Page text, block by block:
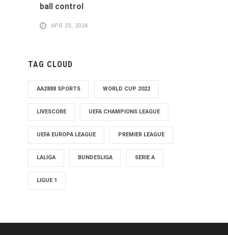
ball control
APR 23, 2024
TAG CLOUD
AA2888 SPORTS WORLD CUP 2022
LIVESCORE UEFA CHAMPIONS LEAGUE
UEFA EUROPA LEAGUE PREMIER LEAGUE
LALIGA BUNDESLIGA SERIE A
LIGUE 1